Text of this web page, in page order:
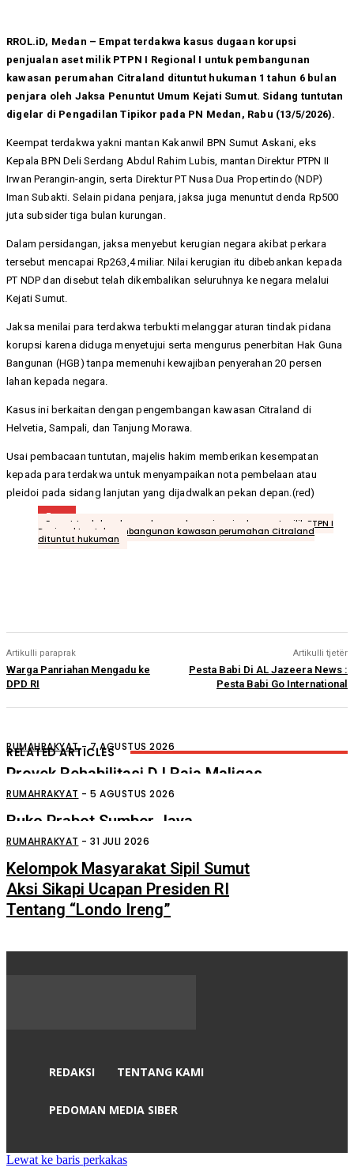
RROL.iD, Medan – Empat terdakwa kasus dugaan korupsi
penjualan aset milik PTPN I Regional I untuk pembangunan
kawasan perumahan Citraland dituntut hukuman 1 tahun 6 bulan
penjara oleh Jaksa Penuntut Umum Kejati Sumut. Sidang tuntutan
digelar di Pengadilan Tipikor pada PN Medan, Rabu (13/5/2026).
Keempat terdakwa yakni mantan Kakanwil BPN Sumut Askani, eks
Kepala BPN Deli Serdang Abdul Rahim Lubis, mantan Direktur PTPN II
Irwan Perangin-angin, serta Direktur PT Nusa Dua Propertindo (NDP)
Iman Subakti. Selain pidana penjara, jaksa juga menuntut denda Rp500
juta subsider tiga bulan kurungan.
Dalam persidangan, jaksa menyebut kerugian negara akibat perkara
tersebut mencapai Rp263,4 miliar. Nilai kerugian itu dibebankan kepada
PT NDP dan disebut telah dikembalikan seluruhnya ke negara melalui
Kejati Sumut.
Jaksa menilai para terdakwa terbukti melanggar aturan tindak pidana
korupsi karena diduga menyetujui serta mengurus penerbitan Hak Guna
Bangunan (HGB) tanpa memenuhi kewajiban penyerahan 20 persen
lahan kepada negara.
Kasus ini berkaitan dengan pengembangan kawasan Citraland di
Helvetia, Sampali, dan Tanjung Morawa.
Usai pembacaan tuntutan, majelis hakim memberikan kesempatan
kepada para terdakwa untuk menyampaikan nota pembelaan atau
pleidoi pada sidang lanjutan yang dijadwalkan pekan depan.(red)
Tags
Empat terdakwa kasus dugaan korupsi penjualan aset milik PTPN I
Regional I untuk pembangunan kawasan perumahan Citraland
dituntut hukuman
Artikulli paraprak
Warga Panriahan Mengadu ke
DPD RI
Artikulli tjetër
Pesta Babi Di AL Jazeera News :
Pesta Babi Go International
RELATED ARTICLES
RUMAHRAKYAT - 7 AGUSTUS 2026
Proyek Rehabilitasi D.I Raja Maligas
Diduga Asal Jadi
RUMAHRAKYAT - 5 AGUSTUS 2026
Ruko Prabot Sumber Jaya
Perdagangan Terbakar
RUMAHRAKYAT - 31 JULI 2026
Kelompok Masyarakat Sipil Sumut
Aksi Sikapi Ucapan Presiden RI
Tentang “Londo Ireng”
REDAKSI TENTANG KAMI
PEDOMAN MEDIA SIBER
Lewat ke baris perkakas